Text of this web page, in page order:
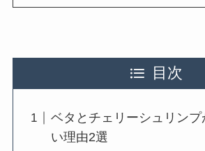
目次
ベタとチェリーシュリン
い理由2選